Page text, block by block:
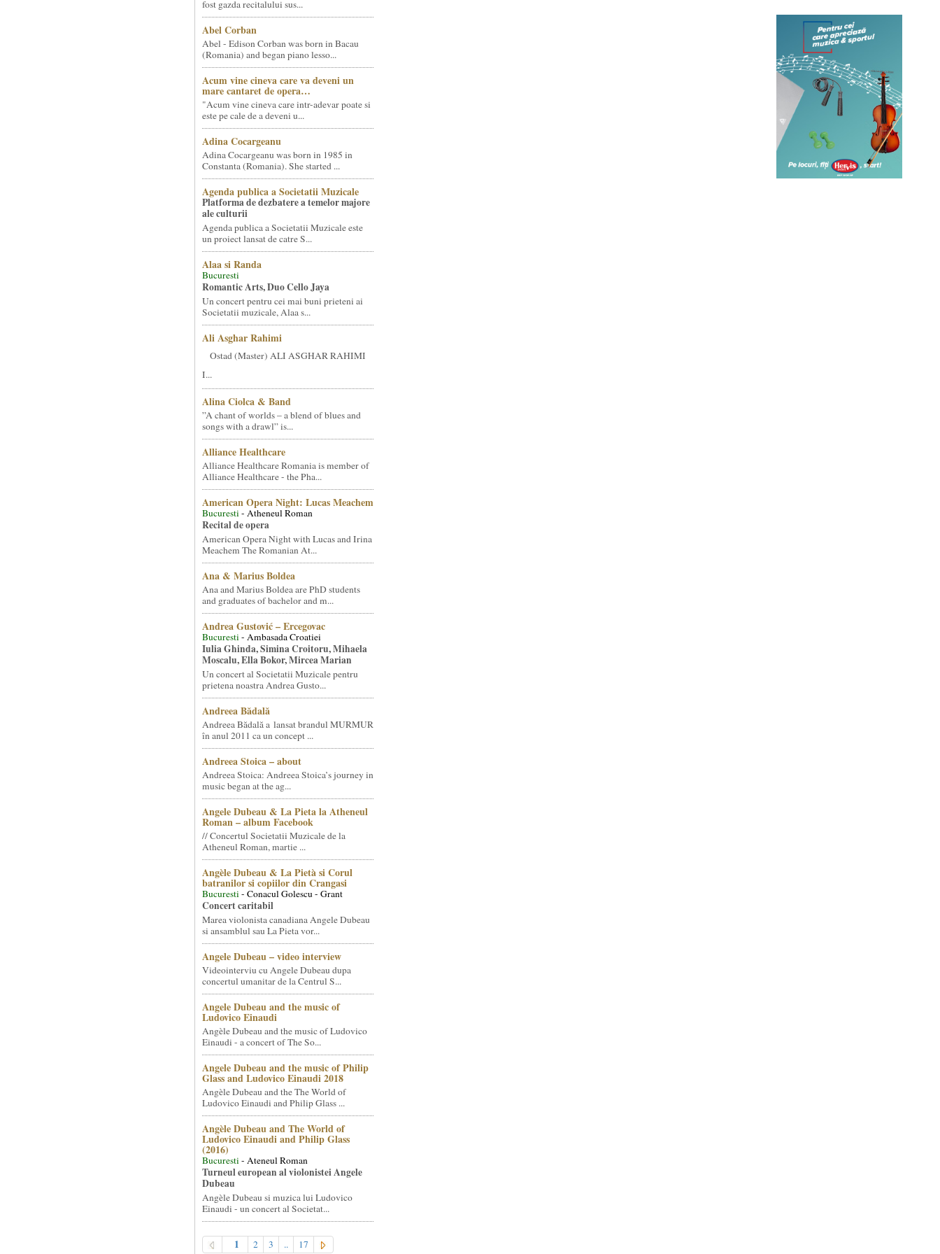
fost gazda recitalului sus...
Abel Corban
Abel - Edison Corban was born in Bacau
(Romania) and began piano lesso...
Acum vine cineva care va deveni un
mare cantaret de opera…
"Acum vine cineva care intr-adevar poate si
este pe cale de a deveni u...
Adina Cocargeanu
Adina Cocargeanu was born in 1985 in
Constanta (Romania). She started ...
Agenda publica a Societatii Muzicale
Platforma de dezbatere a temelor majore
ale culturii
Agenda publica a Societatii Muzicale este
un proiect lansat de catre S...
Alaa si Randa
Bucuresti
Romantic Arts, Duo Cello Jaya
Un concert pentru cei mai buni prieteni ai
Societatii muzicale, Alaa s...
Ali Asghar Rahimi
Ostad (Master) ALI ASGHAR RAHIMI
I...
Alina Ciolca & Band
”A chant of worlds – a blend of blues and
songs with a drawl” is...
Alliance Healthcare
Alliance Healthcare Romania is member of
Alliance Healthcare - the Pha...
American Opera Night: Lucas Meachem
Bucuresti- Atheneul Roman
Recital de opera
American Opera Night with Lucas and Irina
Meachem The Romanian At...
Ana & Marius Boldea
Ana and Marius Boldea are PhD students
and graduates of bachelor and m...
Andrea Gustović – Ercegovac
Bucuresti- Ambasada Croatiei
Iulia Ghinda, Simina Croitoru, Mihaela
Moscalu, Ella Bokor, Mircea Marian
Un concert al Societatii Muzicale pentru
prietena noastra Andrea Gusto...
Andreea Bădală
Andreea Bădală a lansat brandul MURMUR
în anul 2011 ca un concept ...
Andreea Stoica – about
Andreea Stoica: Andreea Stoica’s journey in
music began at the ag...
Angele Dubeau & La Pieta la Atheneul
Roman – album Facebook
// Concertul Societatii Muzicale de la
Atheneul Roman, martie ...
Angèle Dubeau & La Pietà si Corul
batranilor si copiilor din Crangasi
Bucuresti- Conacul Golescu - Grant
Concert caritabil
Marea violonista canadiana Angele Dubeau
si ansamblul sau La Pieta vor...
Angele Dubeau – video interview
Videointerviu cu Angele Dubeau dupa
concertul umanitar de la Centrul S...
Angele Dubeau and the music of
Ludovico Einaudi
Angèle Dubeau and the music of Ludovico
Einaudi - a concert of The So...
Angele Dubeau and the music of Philip
Glass and Ludovico Einaudi 2018
Angèle Dubeau and the The World of
Ludovico Einaudi and Philip Glass ...
Angèle Dubeau and The World of
Ludovico Einaudi and Philip Glass
(2016)
Bucuresti- Ateneul Roman
Turneul european al violonistei Angele
Dubeau
Angèle Dubeau si muzica lui Ludovico
Einaudi - un concert al Societat...
1 2 3 .. 17